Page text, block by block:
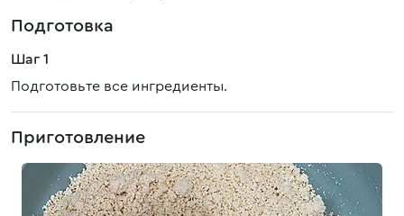
Подготовка
Шаг 1
Подготовьте все ингредиенты.
Приготовление